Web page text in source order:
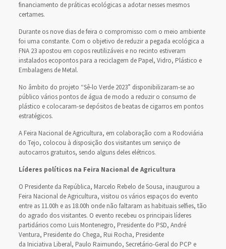
financiamento de práticas ecológicas a adotar nesses mesmos
certames.
Durante os nove dias de feira o compromisso com o meio ambiente
foi uma constante. Com o objetivo de reduzir a pegada ecológica a
FNA 23 apostou em copos reutilizáveis e no recinto estiveram
instalados ecopontos para a reciclagem de Papel, Vidro, Plástico e
Embalagens de Metal.
No âmbito do projeto “Sê-lo Verde 2023” disponibilizaram-se ao
público vários pontos de água de modo a reduzir o consumo de
plástico e colocaram-se depósitos de beatas de cigarros em pontos
estratégicos.
A Feira Nacional de Agricultura, em colaboração com a Rodoviária
do Tejo, colocou à disposição dos visitantes um serviço de
autocarros gratuitos, sendo alguns deles elétricos.
Líderes políticos na Feira Nacional de Agricultura
O Presidente da República, Marcelo Rebelo de Sousa, inaugurou a
Feira Nacional de Agricultura, visitou os vários espaços do evento
entre as 11.00h e as 18.00h onde não faltaram as habituais selfies, tão
do agrado dos visitantes. O evento recebeu os principais líderes
partidários como Luis Montenegro, Presidente do PSD, André
Ventura, Presidente do Chega, Rui Rocha, Presidente
da Iniciativa Liberal, Paulo Raimundo, Secretário-Geral do PCP e